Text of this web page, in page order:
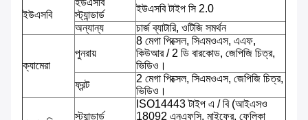
ইউএসবি
ইউএসবি
স্ট্যান্ডার্ড
ইউএসবি টাইপ সি 2.0
অন্যান্য
চার্জ ব্যাটারি, ওটিজি সমর্থন
ক্যামেরা
পুনরায়
8 মেগা পিক্সেল, সিএমওএস, এএফ,
কিউআর / 2 ডি বারকোড, জেপিজি চিত্র,
ভিডিও।
ফ্রন্ট
2 মেগা পিক্সেল, সিএমওএস, জেপিজি চিত্র,
ভিডিও।
স্ট্যান্ডার্ড
ISO14443 টাইপ এ / বি (আইএসও
18092 এনএফসি, মাইফের, ফেলিকা